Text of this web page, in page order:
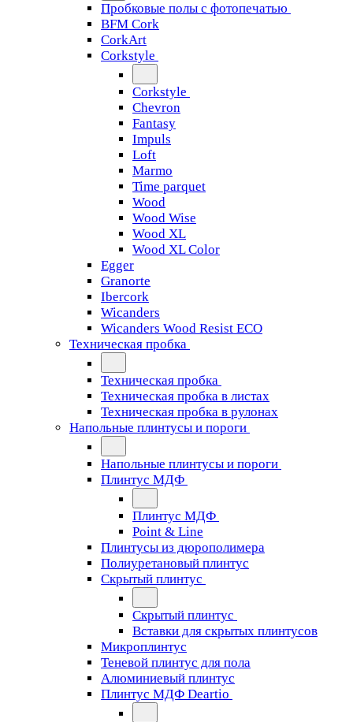
Пробковые полы с фотопечатью
BFM Cork
CorkArt
Corkstyle
Corkstyle
Chevron
Fantasy
Impuls
Loft
Marmo
Time parquet
Wood
Wood Wise
Wood XL
Wood XL Color
Egger
Granorte
Ibercork
Wicanders
Wicanders Wood Resist ECO
Техническая пробка
Техническая пробка
Техническая пробка в листах
Техническая пробка в рулонах
Напольные плинтусы и пороги
Напольные плинтусы и пороги
Плинтус МДФ
Плинтус МДФ
Point & Line
Плинтусы из дюрополимера
Полиуретановый плинтус
Скрытый плинтус
Скрытый плинтус
Вставки для скрытых плинтусов
Микроплинтус
Теневой плинтус для пола
Алюминиевый плинтус
Плинтус МДФ Deartio